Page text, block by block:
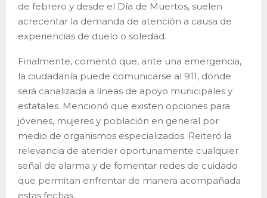
de febrero y desde el Día de Muertos, suelen
acrecentar la demanda de atención a causa de
experiencias de duelo o soledad.
Finalmente, comentó que, ante una emergencia,
la ciudadanía puede comunicarse al 911, donde
será canalizada a líneas de apoyo municipales y
estatales. Mencionó que existen opciones para
jóvenes, mujeres y población en general por
medio de organismos especializados. Reiteró la
relevancia de atender oportunamente cualquier
señal de alarma y de fomentar redes de cuidado
que permitan enfrentar de manera acompañada
estas fechas.